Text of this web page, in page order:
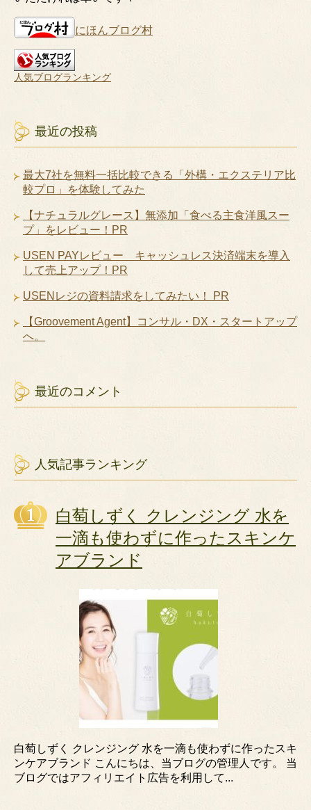
にほんブログ村
人気ブログランキング
最近の投稿
最大7社を無料一括比較できる「外構・エクステリア比
較プロ」を体験してみた
【ナチュラルグレース】無添加「食べる主食洋風スー
プ」をレビュー！PR
USEN PAYレビュー キャッシュレス決済端末を導入
して売上アップ！PR
USENレジの資料請求をしてみたい！ PR
【Groovement Agent】コンサル・DX・スタートアップ
へ。
最近のコメント
人気記事ランキング
白萄しずく クレンジング 水を
一滴も使わずに作ったスキンケ
アブランド
白萄しずく クレンジング 水を一滴も使わずに作ったスキ
ンケアブランド こんにちは、当ブログの管理人です。 当
ブログではアフィリエイト広告を利用して...